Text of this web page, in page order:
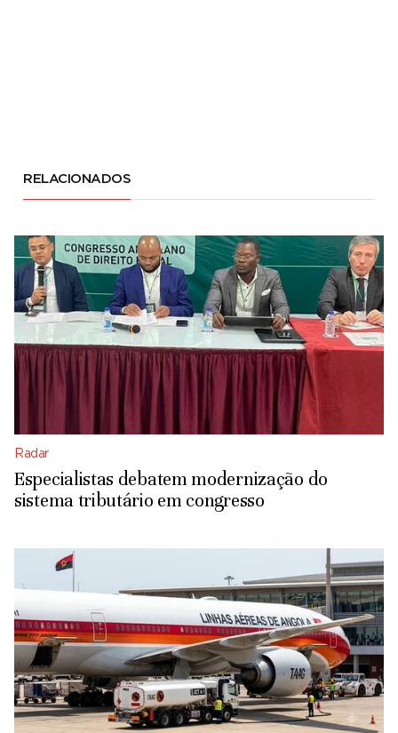
RELACIONADOS
Radar
Especialistas debatem modernização do
sistema tributário em congresso